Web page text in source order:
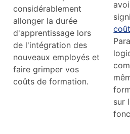
considérablement
allonger la durée
d'apprentissage lors
de l'intégration des
nouveaux employés et
faire grimper vos
coûts de formation.
sur